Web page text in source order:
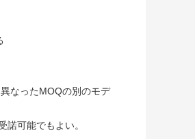
なったMOQの別のモデ
可能でもよい。